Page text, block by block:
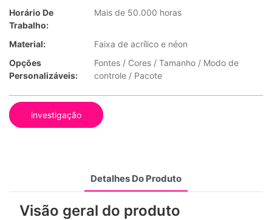
Horário De
Trabalho:
Mais de 50.000 horas
Material:
Faixa de acrílico e néon
Opções
Personalizáveis:
Fontes / Cores / Tamanho / Modo de
controle / Pacote
investigação
Detalhes Do Produto
Visão geral do produto